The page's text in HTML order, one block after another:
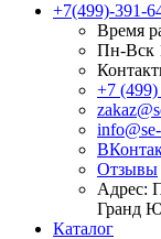
+7(499)-391-
Время
Пн-Вск
+7
Отзывы
Адрес:
Гранд
Каталог